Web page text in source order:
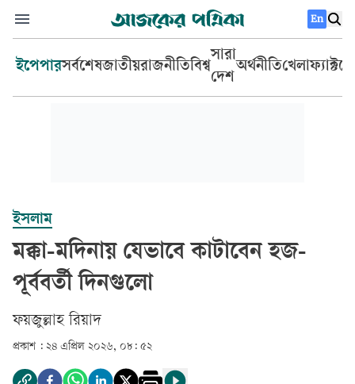
En
ইপেপারসর্বশেষজাতীয়রাজনীতিবিশ্ব
সারা
দেশ
অর্থনীতিখেলা
ইসলাম
মক্কা-মদিনায় যেভাবে কাটাবেন হজ-
পূর্ববর্তী দিনগুলো
ফয়জুল্লাহ রিয়াদ
প্রকাশ : ২৪ এপ্রিল ২০২৬, ০৮: ৫২